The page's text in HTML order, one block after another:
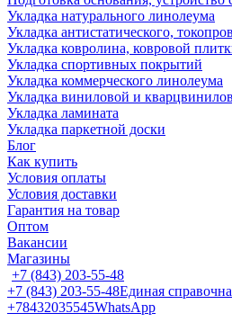
Укладка натурального линолеума
Укладка антистатического,
Укладка ковролина, ковровой
Укладка спортивных покрытий
Укладка коммерческого линолеума
Укладка виниловой и
Укладка ламината
Укладка паркетной доски
Блог
Как купить
Условия оплаты
Условия доставки
Гарантия на товар
Оптом
Вакансии
Магазины
+7 (843) 203-55-48
+7 (843) 203-55-48Единая
+78432035545WhatsApp